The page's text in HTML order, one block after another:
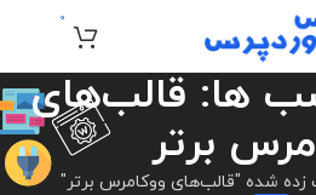
0
ها: قالب‌های
برتر
شده "قالب‌های ووکامرس برتر"